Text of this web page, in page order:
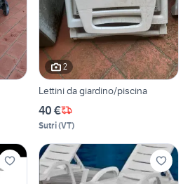
2
Lettini da giardino/piscina
40 €
Sutri(VT)